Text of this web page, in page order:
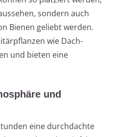
sondern auch
Bienen geliebt werden.
wie Dach-
und bieten eine
und
eine durchdachte